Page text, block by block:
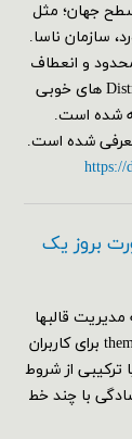
سطح جهان؛ مثل
سازمان ناسا.
و انعطاف
دروپال هست. خب اشاره شود که توزیع یا Distributions های خوبی
شده است.
https://
بروز یک
قالبها
تنظیم کنید و یا با بعضی ماژولهای کمکی مثل themeKey برای کاربران
از شروط
با چند خط